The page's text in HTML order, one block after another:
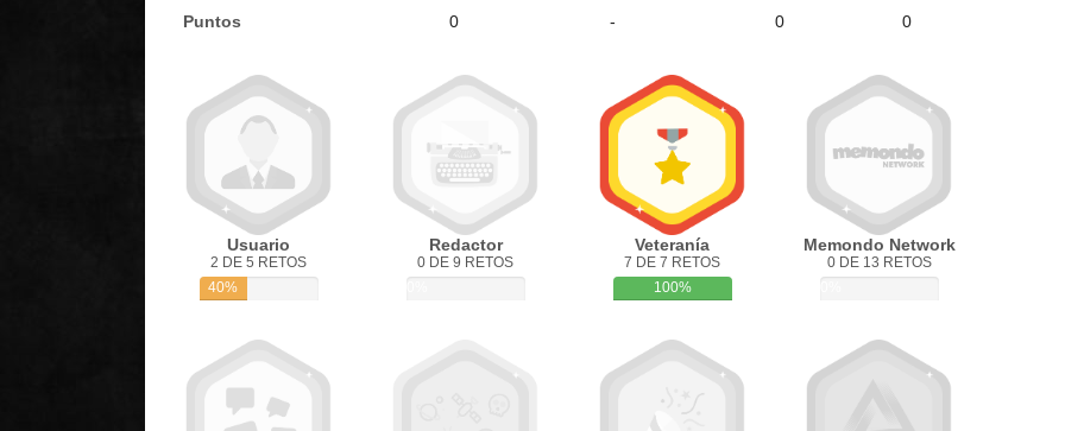
Puntos
0 - 0 0
Usuario
2 DE 5 RETOS
40%
Redactor
0 DE 9 RETOS
Veteranía
7 DE 7 RETOS
100%
Memondo Network
0 DE 13 RETOS